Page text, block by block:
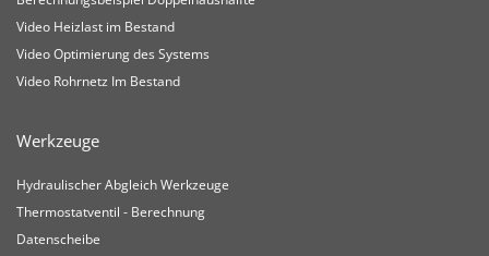
Video Heizlast im Bestand
Video Optimierung des Systems
Video Rohrnetz Im Bestand
Werkzeuge
Hydraulischer Abgleich Werkzeuge
Thermostatventil - Berechnung
Datenscheibe